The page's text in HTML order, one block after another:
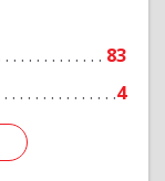
83
4